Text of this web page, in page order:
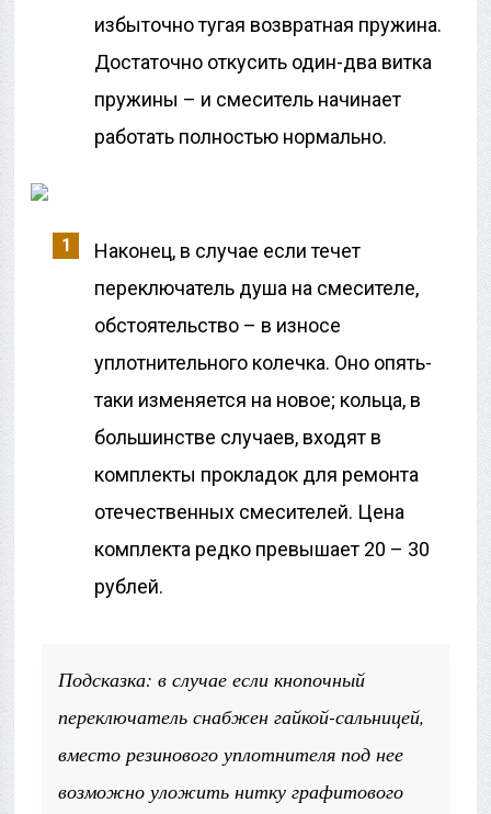
избыточно тугая возвратная пружина.
Достаточно откусить один-два витка
пружины – и смеситель начинает
работать полностью нормально.
Наконец, в случае если течет
переключатель душа на смесителе,
обстоятельство – в износе
уплотнительного колечка. Оно опять-
таки изменяется на новое; кольца, в
большинстве случаев, входят в
комплекты прокладок для ремонта
отечественных смесителей. Цена
комплекта редко превышает 20 – 30
рублей.
Подсказка: в случае если кнопочный
переключатель снабжен гайкой-сальницей,
вместо резинового уплотнителя под нее
возможно уложить нитку графитового